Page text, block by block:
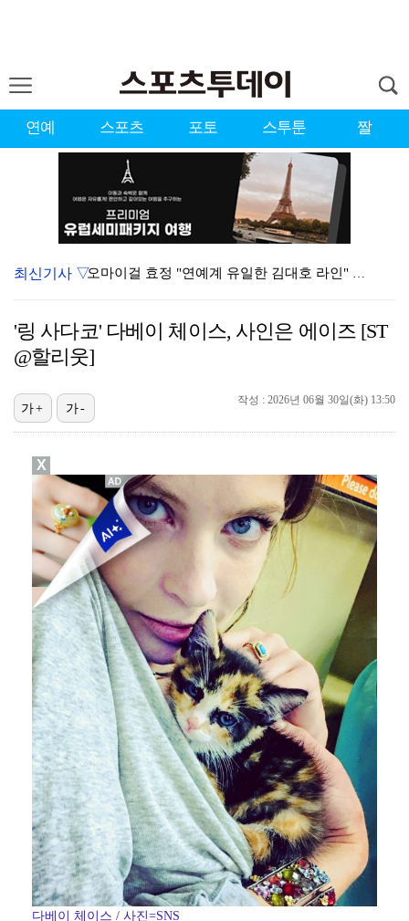
연예 스포츠 포토 스투툰 짤
오마이걸 효정 "연예계 유일한 김대호 라인" 선언…멤버…
서장훈 감독 "내 능력 부족" 자책하게 만든 펜타곤과의…
[ST포토] 더울 때 만나는 아이스쇼
'오징어 게임' 미국판 스핀오프, 제작 무산설 "넷플릭…
[ST포토] 김새로미, 방향이 좋다
[ST포토] 마서영, 컨디션 최고
[ST포토] 차준환 안무 참여로 높아진 퀄리티
최신기사 ▽
'링 사다코' 다베이 체이스, 사인은 에이즈 [ST
@할리웃]
작성 : 2026년 06월 30일(화) 13:50
가+ 가-
다베이 체이스 / 사진=SNS
X